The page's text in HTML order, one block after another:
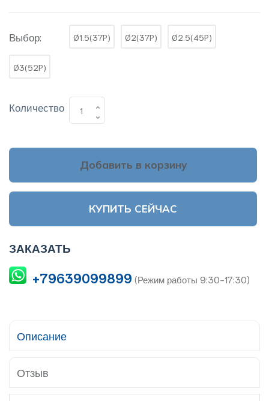
Выбор: Ø1.5(37P) Ø2(37P) Ø2.5(45P)
Ø3(52P)
Количество
Добавить в корзину
КУПИТЬ СЕЙЧАС
ЗАКАЗАТЬ
+79639099899 (Режим работы 9:30-17:30)
Описание
Отзыв